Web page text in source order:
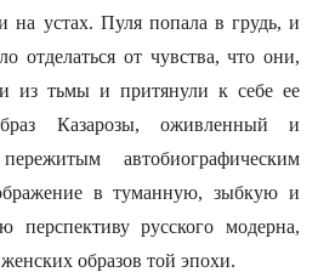
на устах. Пуля попала в грудь, и
отделаться от чувства, что они,
из тьмы и притянули к себе ее
Казарозы, оживленный и
автобиографическим
в туманную, зыбкую и
перспективу русского модерна,
образов той эпохи.